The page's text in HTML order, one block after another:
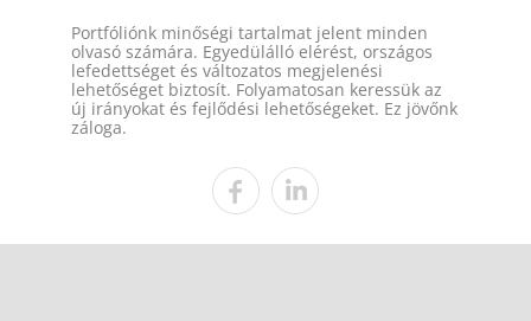
Portfóliónk minőségi tartalmat jelent minden
olvasó számára. Egyedülálló elérést, országos
lefedettséget és változatos megjelenési
lehetőséget biztosít. Folyamatosan keressük az
új irányokat és fejlődési lehetőségeket. Ez jövőnk
záloga.